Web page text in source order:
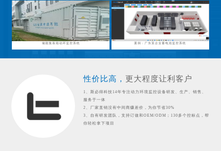
储能集装箱动环监控系统 案例：广东某企业蓄电池监控系统
性价比高， 更大程度让利客户
1、斯必得科技14年专注动力环境监控设备研发、生产、销售、
服务于一体
2、厂家直销没有中间商赚差价，为你节省30%
3、自有研发团队，支持订做和OEM/ODM；130多个控标点，帮
你轻松拿下项目